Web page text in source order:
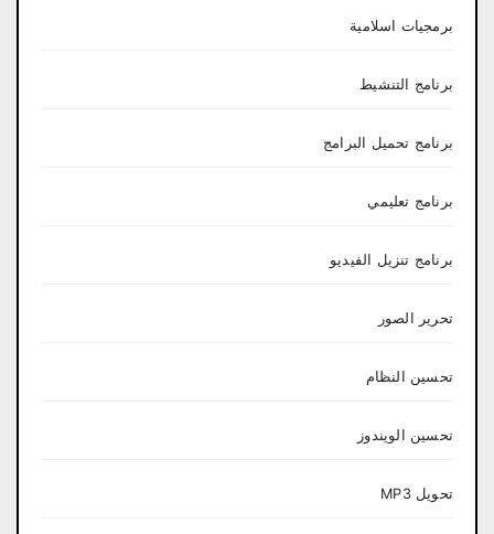
برمجيات اسلامية
برنامج التنشيط
برنامج تحميل البرامج
برنامج تعليمي
برنامج تنزيل الفيديو
تحرير الصور
تحسين النظام
تحسين الويندوز
تحويل MP3